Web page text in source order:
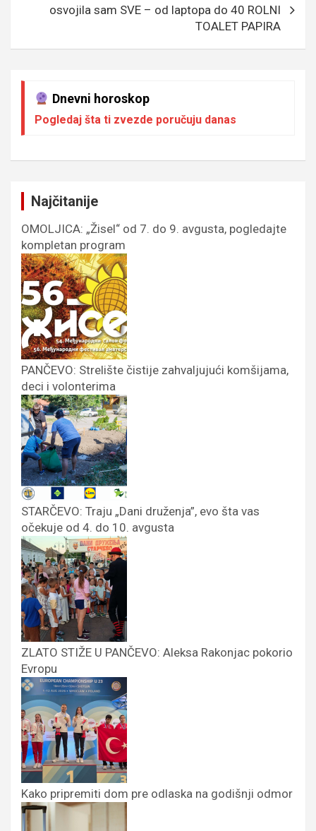
osvojila sam SVE – od laptopa do 40 ROLNI
TOALET PAPIRA
Dnevni horoskop
Pogledaj šta ti zvezde poručuju danas
Najčitanije
OMOLJICA: „Žisel“ od 7. do 9. avgusta, pogledajte
kompletan program
PANČEVO: Strelište čistije zahvaljujući komšijama,
deci i volonterima
STARČEVO: Traju „Dani druženja”, evo šta vas
očekuje od 4. do 10. avgusta
ZLATO STIŽE U PANČEVO: Aleksa Rakonjac pokorio
Evropu
Kako pripremiti dom pre odlaska na godišnji odmor